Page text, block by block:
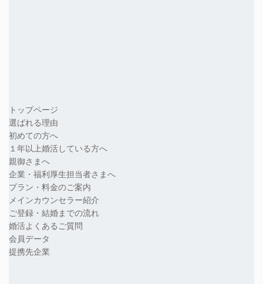
トップページ
選ばれる理由
初めての方へ
１年以上婚活している方へ
親御さまへ
企業・福利厚生担当者さまへ
プラン・料金のご案内
メインカウンセラー紹介
ご登録・結婚までの流れ
婚活よくあるご質問
会員データ
提携先企業